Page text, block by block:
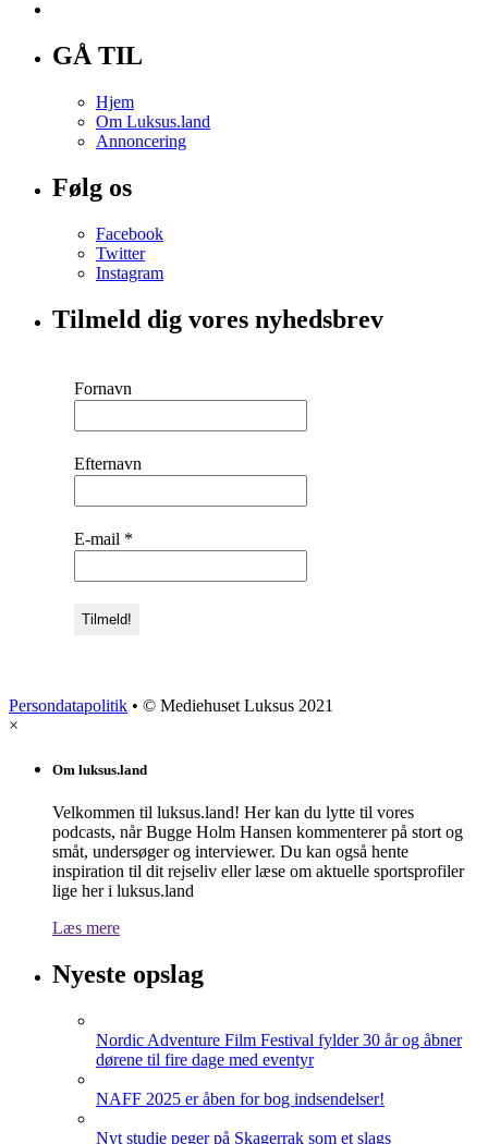
GÅ TIL
Hjem
Om Luksus.land
Annoncering
Følg os
Facebook
Twitter
Instagram
Tilmeld dig vores nyhedsbrev
Fornavn
Efternavn
E-mail *
Persondatapolitik • © Mediehuset Luksus 2021
×
Om luksus.land
Velkommen til luksus.land! Her kan du lytte til vores
podcasts, når Bugge Holm Hansen kommenterer på stort og
småt, undersøger og interviewer. Du kan også hente
inspiration til dit rejseliv eller læse om aktuelle sportsprofiler
lige her i luksus.land
Læs mere
Nyeste opslag
Nordic Adventure Film Festival fylder 30 år og åbner
dørene til fire dage med eventyr
NAFF 2025 er åben for bog indsendelser!
Nyt studie peger på Skagerrak som et slags